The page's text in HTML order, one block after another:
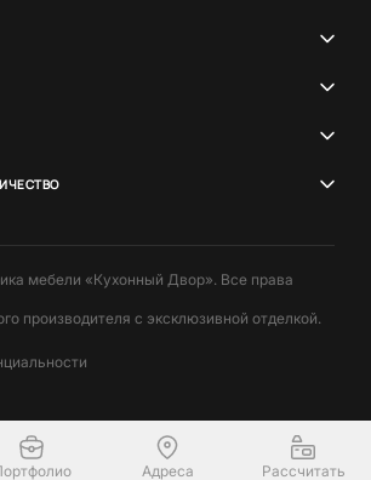
мебели «Кухонный Двор». Все права
производителя с эксклюзивной отделкой.
Адреса Рассчитать